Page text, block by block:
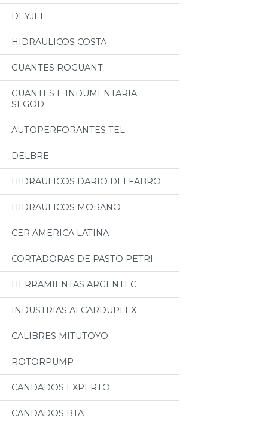
DEYJEL
HIDRAULICOS COSTA
GUANTES ROGUANT
GUANTES E INDUMENTARIA
SEGOD
AUTOPERFORANTES TEL
DELBRE
HIDRAULICOS DARIO DELFABRO
HIDRAULICOS MORANO
CER AMERICA LATINA
CORTADORAS DE PASTO PETRI
HERRAMIENTAS ARGENTEC
INDUSTRIAS ALCARDUPLEX
CALIBRES MITUTOYO
ROTORPUMP
CANDADOS EXPERTO
CANDADOS BTA